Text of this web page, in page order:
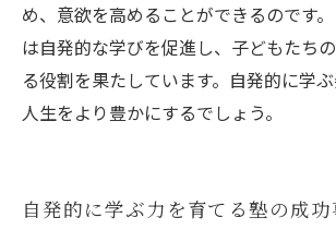
め、意欲を高めることができるのです
は自発的な学びを促進し、子どもたち
る役割を果たしています。自発的に学
人生をより豊かにするでしょう。
自発的に学ぶ力を育てる塾の成